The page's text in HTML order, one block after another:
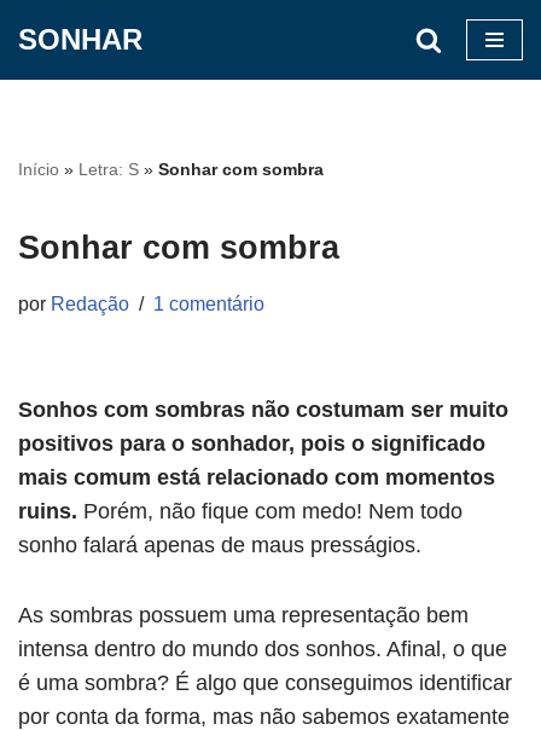
conteúdo
SONHAR
Início » Letra: S » Sonhar com sombra
Sonhar com sombra
por Redação 1 comentário
Sonhos com sombras não costumam ser muito
positivos para o sonhador, pois o significado
mais comum está relacionado com momentos
ruins. Porém, não fique com medo! Nem todo
sonho falará apenas de maus presságios.
As sombras possuem uma representação bem
intensa dentro do mundo dos sonhos. Afinal, o que
é uma sombra? É algo que conseguimos identificar
por conta da forma, mas não sabemos exatamente